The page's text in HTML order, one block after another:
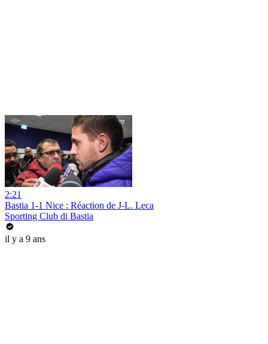
2:21
Bastia 1-1 Nice : Réaction de J-L. Leca
Sporting Club di Bastia
il y a 9 ans